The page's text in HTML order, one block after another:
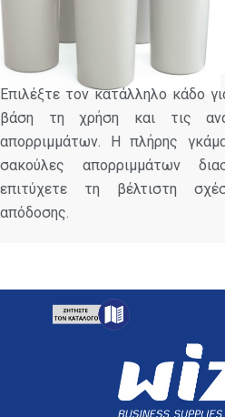
Επιλέξτε τον κατάλληλο κάδο
βάση τη χρήση και τις
απορριμμάτων. Η πλήρης
σακούλες απορριμμάτων
επιτύχετε τη βέλτιστη
απόδοσης.